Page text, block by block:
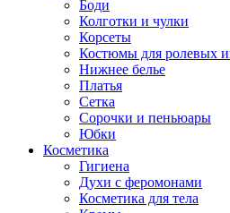
Боди
Колготки и чулки
Корсеты
Костюмы для ролевых
Нижнее белье
Платья
Сетка
Сорочки и пеньюары
Юбки
Косметика
Гигиена
Духи с феромонами
Косметика для тела